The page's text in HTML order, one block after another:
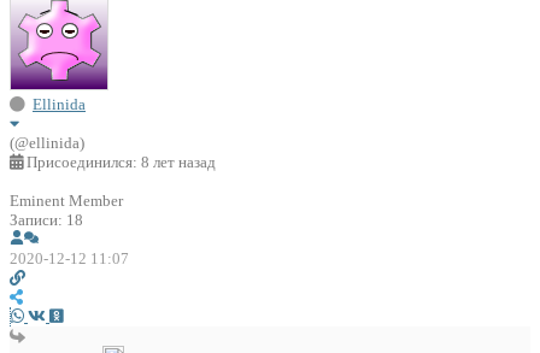
Ellinida
(@ellinida)
Присоединился: 8 лет назад
Eminent Member
Записи: 18
2020-12-12 11:07